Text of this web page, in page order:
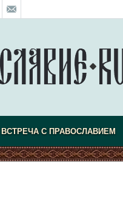
ВСТРЕЧА С ПРАВОСЛАВИЕМ